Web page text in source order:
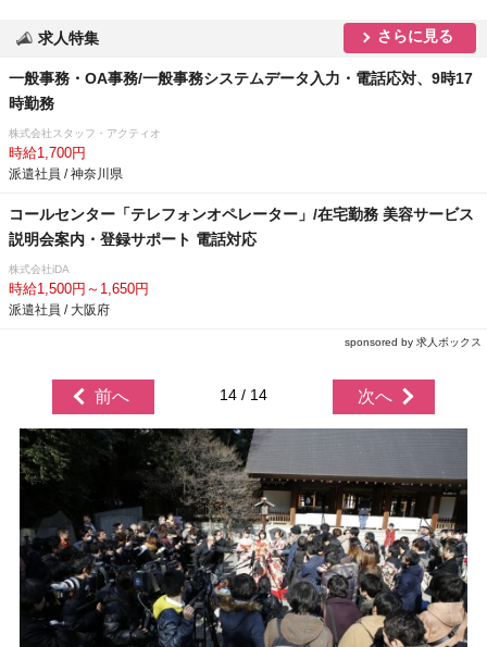
求人特集 さらに見る
一般事務・OA事務/一般事務システムデータ入力・電話応対、9時17
時勤務
株式会社スタッフ・アクティオ
時給1,700円
派遣社員 / 神奈川県
コールセンター「テレフォンオペレーター」/在宅勤務 美容サービス
説明会案内・登録サポート 電話対応
株式会社iDA
時給1,500円～1,650円
派遣社員 / 大阪府
sponsored by 求人ボックス
前へ 14 / 14 次へ